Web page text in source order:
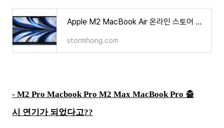
Apple M2 MacBook Air 온라인 스토어 리퍼비시 판매 시작 및 가격은 무엇인가
stormhong.com
- M2 Pro Macbook Pro M2 Max MacBook Pro 출
시 연기가 되었다고??